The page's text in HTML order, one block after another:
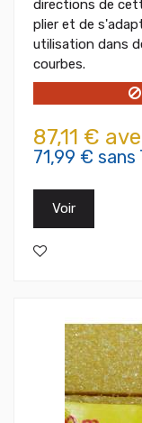
directions de
plier et de
utilisation dans
courbes.
87,11 €
71,99 € sans
Voir